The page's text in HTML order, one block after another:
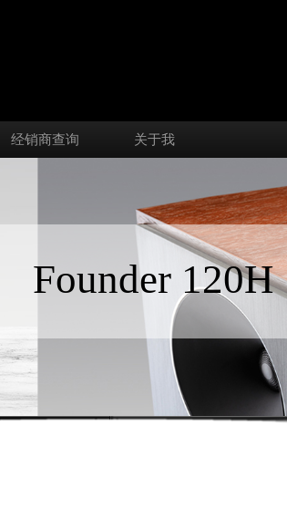
经销商查询 关于我
Founder 120H